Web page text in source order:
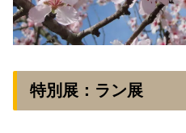
特別展：ラン展